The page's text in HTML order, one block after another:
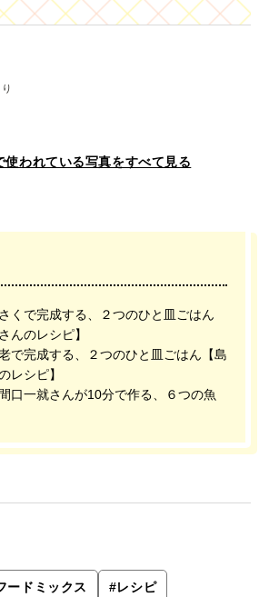
使われている写真をすべて見る
くで完成する、２つのひと皿ごはん
んのレシピ】
で完成する、２つのひと皿ごはん【島
レシピ】
口一就さんが10分で作る、６つの魚
ードミックス #レシピ